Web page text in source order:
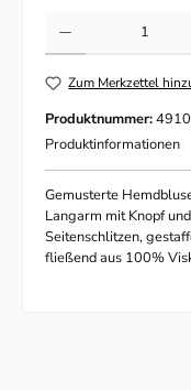
Zum Merkzettel
Produktnummer:
Produktinformationen
Gemusterte
Langarm mit Knopf
Seitenschlitzen,
fließend aus 100%